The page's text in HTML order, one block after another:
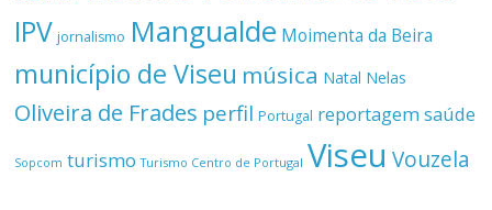
IPV jornalismo Mangualde Moimenta da Beira
município de Viseu música Natal Nelas
Oliveira de Frades perfil Portugal reportagemsaúde
Sopcom turismo Turismo Centro de Portugal Viseu Vouzela